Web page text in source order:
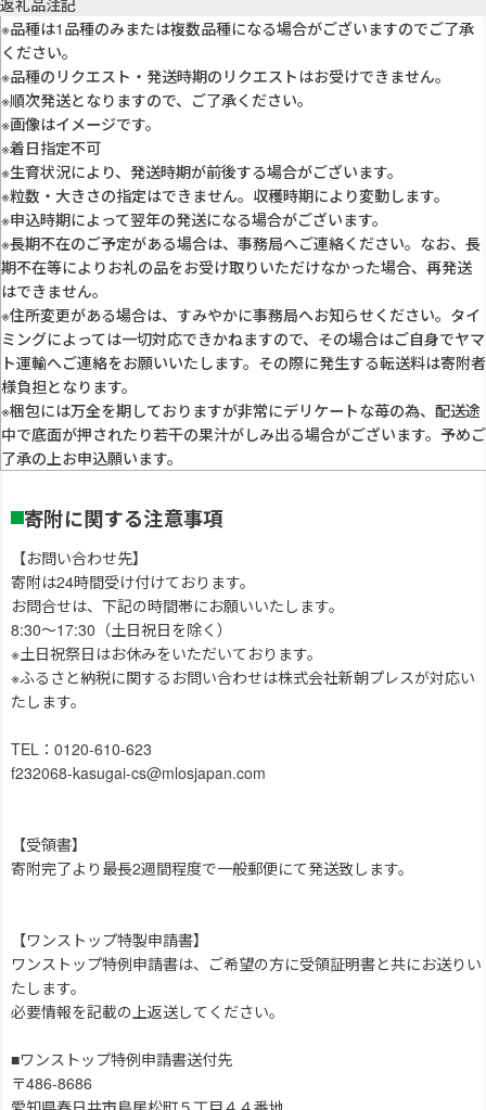
返礼品注記
※品種は1品種のみまたは複数品種になる場合がございますのでご了承
ください。
※品種のリクエスト・発送時期のリクエストはお受けできません。
※順次発送となりますので、ご了承ください。
※画像はイメージです。
※着日指定不可
※生育状況により、発送時期が前後する場合がございます。
※粒数・大きさの指定はできません。収穫時期により変動します。
※申込時期によって翌年の発送になる場合がございます。
※長期不在のご予定がある場合は、事務局へご連絡ください。なお、長
期不在等によりお礼の品をお受け取りいただけなかった場合、再発送
はできません。
※住所変更がある場合は、すみやかに事務局へお知らせください。タイ
ミングによっては一切対応できかねますので、その場合はご自身でヤマ
ト運輸へご連絡をお願いいたします。その際に発生する転送料は寄附者
様負担となります。
※梱包には万全を期しておりますが非常にデリケートな苺の為、配送途
中で底面が押されたり若干の果汁がしみ出る場合がございます。予めご
了承の上お申込願います。
寄附に関する注意事項
【お問い合わせ先】
寄附は24時間受け付けております。
お問合せは、下記の時間帯にお願いいたします。
8:30～17:30（土日祝日を除く）
※土日祝祭日はお休みをいただいております。
※ふるさと納税に関するお問い合わせは株式会社新朝プレスが対応い
たします。
TEL：0120-610-623
f232068-kasugai-cs@mlosjapan.com
【受領書】
寄附完了より最長2週間程度で一般郵便にて発送致します。
【ワンストップ特製申請書】
ワンストップ特例申請書は、ご希望の方に受領証明書と共にお送りい
たします。
必要情報を記載の上返送してください。
■ワンストップ特例申請書送付先
〒486-8686